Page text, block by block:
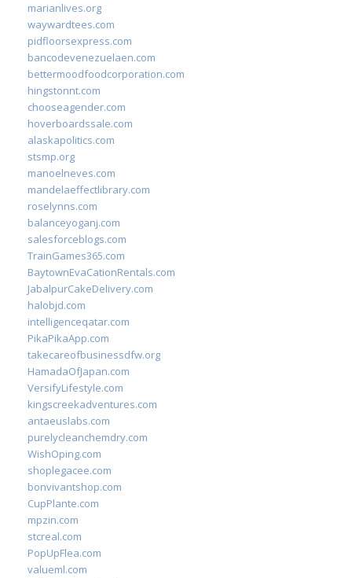
marianlives.org
waywardtees.com
pidfloorsexpress.com
bancodevenezuelaen.com
bettermoodfoodcorporation.com
hingstonnt.com
chooseagender.com
hoverboardssale.com
alaskapolitics.com
stsmp.org
manoelneves.com
mandelaeffectlibrary.com
roselynns.com
balanceyoganj.com
salesforceblogs.com
TrainGames365.com
BaytownEvaCationRentals.com
JabalpurCakeDelivery.com
halobjd.com
intelligenceqatar.com
PikaPikaApp.com
takecareofbusinessdfw.org
HamadaOfJapan.com
VersifyLifestyle.com
kingscreekadventures.com
antaeuslabs.com
purelycleanchemdry.com
WishOping.com
shoplegacee.com
bonvivantshop.com
CupPlante.com
mpzin.com
stcreal.com
PopUpFlea.com
valueml.com